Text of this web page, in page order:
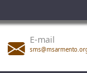
E-mail